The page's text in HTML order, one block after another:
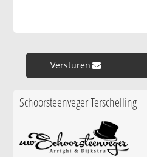
Versturen »
Schoorsteenveger Terschelling